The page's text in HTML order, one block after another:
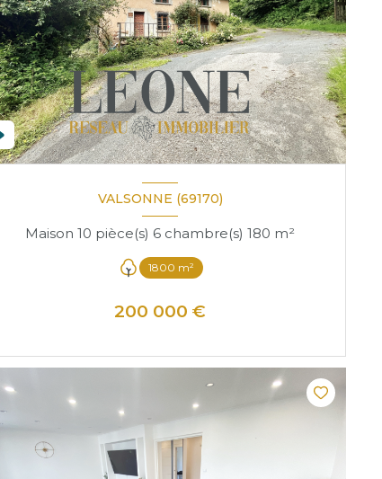
VALSONNE (69170)
Maison 10 pièce(s) 6 chambre(s) 180 m²
1800 m²
200 000 €